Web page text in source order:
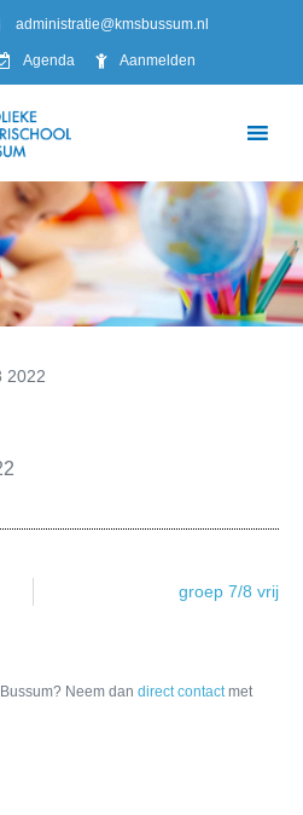
administratie@kmsbussum.nl
Agenda Aanmelden
2022
groep 7/8 vrij
Neem dan direct contactmet